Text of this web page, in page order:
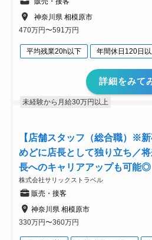
神奈川県 相模原市
470万円〜591万円
平均残業20h以下 年間休日120日
詳細をみて
未経験から月給30万円以上
【店舗スタッフ（総合職）※
めどに店長として独り立ち／
長へのキャリアアップも可能◎
株式会社サリックストラベル
販売・接客
神奈川県 相模原市
330万円〜360万円